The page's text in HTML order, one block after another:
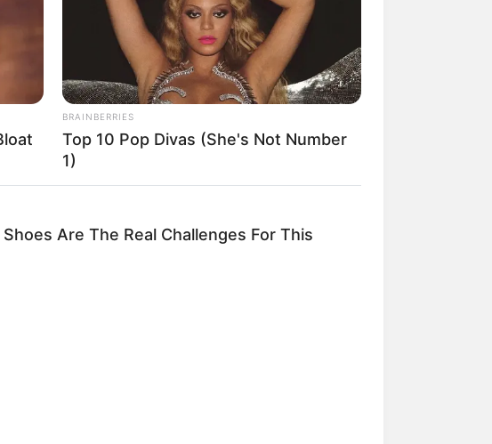
Tampil Lebih Modern, 7 Potret
Hasil Renovasi Rumah Berusia
90 Tahun
BRAINBERRIES
Top 10 Pop Divas (She's Not Number
1)
Are The Real Challenges For This